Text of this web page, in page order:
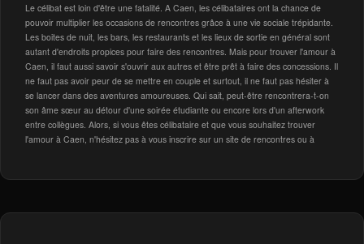
Le célibat est loin d'être une fatalité. A Caen, les célibataires ont la chance de
pouvoir multiplier les occasions de rencontres grâce à une vie sociale trépidante.
Les boites de nuit, les bars, les restaurants et les lieux de sortie en général sont
autant d'endroits propices pour faire des rencontres. Mais pour trouver l'amour à
Caen, il faut aussi savoir s'ouvrir aux autres et être prêt à faire des concessions. Il
ne faut pas avoir peur de se mettre en couple et surtout, il ne faut pas hésiter à
se lancer dans des aventures amoureuses. Qui sait, peut-être rencontrera-t-on
son âme sœur au détour d'une soirée étudiante ou encore lors d'un afterwork
entre collègues. Alors, si vous êtes célibataire et que vous souhaitez trouver
l'amour à Caen, n'hésitez pas à vous inscrire sur un site de rencontres ou à